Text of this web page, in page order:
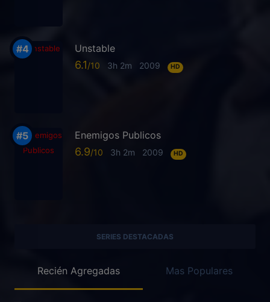
Unstable
6.1 3h 2m 2009 HD
Enemigos Publicos
6.9 3h 2m 2009 HD
SERIES DESTACADAS
Recién Agregadas Mas Populares